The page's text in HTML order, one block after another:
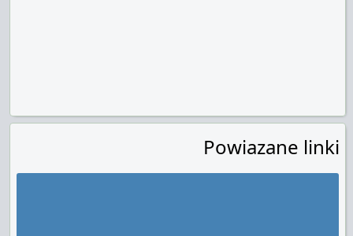
Powiazane linki